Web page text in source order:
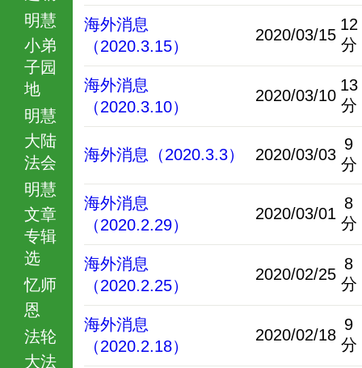
明慧
小弟
子园
地
明慧
大陆
法会
明慧
文章
专辑
选
忆师
恩
法轮
大法
海外消息
（2020.3.15）
2020/03/15
12
分
海外消息
（2020.3.10）
2020/03/10
13
分
海外消息（2020.3.3） 2020/03/03
9
分
海外消息
（2020.2.29）
2020/03/01
8
分
海外消息
（2020.2.25）
2020/02/25
8
分
海外消息
（2020.2.18）
2020/02/18
9
分